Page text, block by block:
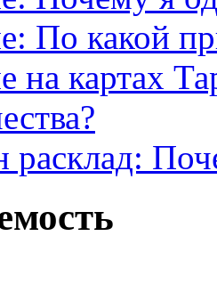
По какой
на картах
расклад: